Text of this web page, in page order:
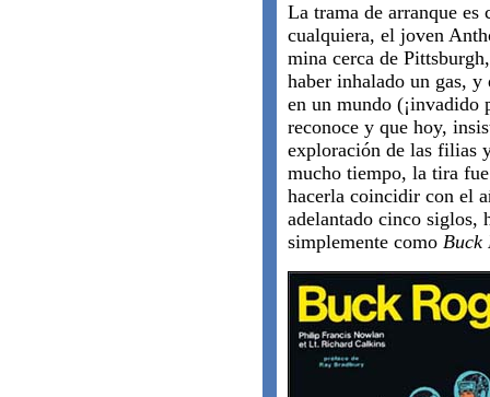
La trama de arranque
cualquiera, el joven
mina cerca de
haber inhalado un gas, y
en un mundo (¡invadido
reconoce y que hoy,
exploración de las filias
mucho tiempo, la tira
hacerla coincidir con el
adelantado cinco siglos,
simplemente como Buck